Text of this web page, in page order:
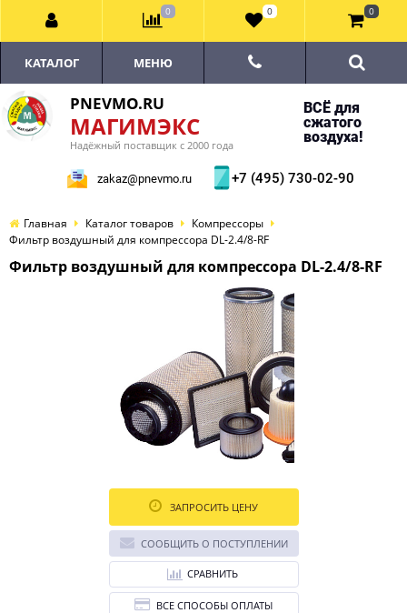
PNEVMO.RU
МАГИМЭКС
Надёжный поставщик с 2000 года
ВСЁ для
сжатого
воздуха!
zakaz@pnevmo.ru +7 (495) 730-02-90
КАТАЛОГ МЕНЮ
Главная Каталог товаров
Компрессоры
Фильтр воздушный для компрессора DL-2.4/8-RF
Фильтр воздушный для компрессора DL-2.4/8-RF
ЗАПРОСИТЬ ЦЕНУ
СООБЩИТЬ О ПОСТУПЛЕНИИ
СРАВНИТЬ
ВСЕ СПОСОБЫ ОПЛАТЫ
0 0 0